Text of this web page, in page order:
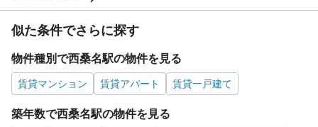
似た条件でさらに探す
物件種別で西桑名駅の物件を見る
賃貸マンション 賃貸アパート 賃貸一戸建て
築年数で西桑名駅の物件を見る